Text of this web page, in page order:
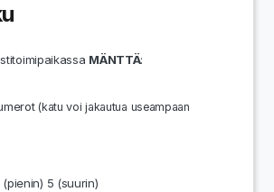
MÄNTTÄ:
(katu voi jakautua useampaan
(pienin) 5 (suurin)